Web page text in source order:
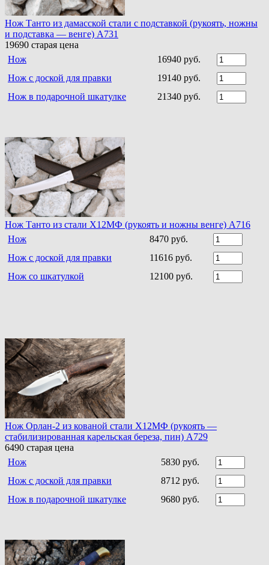
Нож Танто из дамасской стали c подставкой (рукоять, ножны
и подставка — венге) A731
19690 старая цена
Нож
16940 руб.
Нож с доской для правки
19140 руб.
Нож в подарочной шкатулке
21340 руб.
Нож Танто из стали Х12МФ (рукоять и ножны венге) A716
Нож
8470 руб.
Нож с доской для правки
11616 руб.
Нож со шкатулкой
12100 руб.
Нож Орлан-2 из кованой стали Х12МФ (рукоять —
стабилизированная карельская береза, пин) A729
6490 старая цена
Нож
5830 руб.
Нож с доской для правки
8712 руб.
Нож в подарочной шкатулке
9680 руб.